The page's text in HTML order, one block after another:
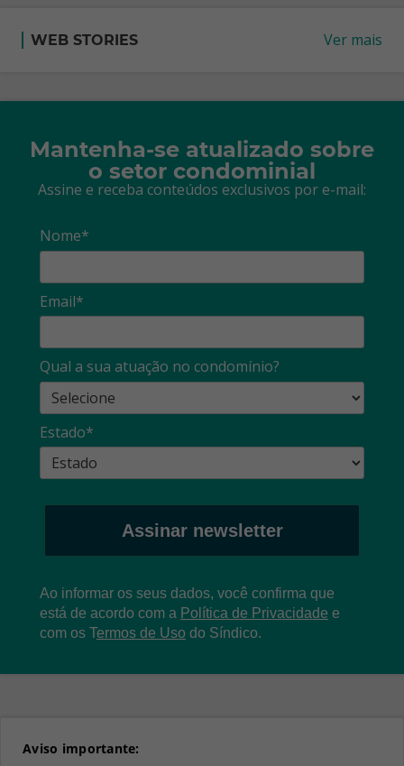
WEB STORIES Ver mais
Mantenha-se atualizado sobre
o setor condominial
Assine e receba conteúdos exclusivos por e-mail:
Nome*
Email*
Qual a sua atuação no condomínio?
Estado*
Assinar newsletter
Ao informar os seus dados, você confirma que
está de acordo com a Política de Privacidade e
com os Termos de Uso do Síndico.
Aviso importante: